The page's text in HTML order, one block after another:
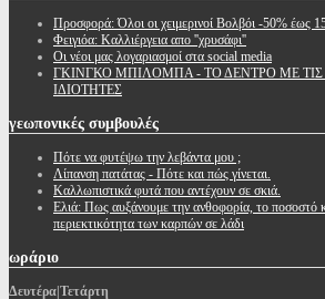
Προσφορά: Όλοι οι χειμερινοί Βολβόι -50% έως
Φειγιόα: Καλλιέργεια απο ''χρυσάφι''
Oι νέοι μας λογαριασμοί στα social media
ΓΚΙΝΓΚΟ ΜΠΙΛΟΜΠΑ - ΤΟ ΔΕΝΤΡΟ ΜΕ ΤΙΣ
ΙΔΙΟΤΗΤΕΣ
γεωπονικές συμβουλές
Πότε να φυτέψω την λεβάντα μου ;
Λίπανση πατάτας - Πότε και πώς γίνεται.
Καλλωπιστικά φυτά που αντέχουν σε σκιά.
Ελιά: Πως αυξάνουμε την ανθοφορία, το ποσοστό
περιεκτικότητα των καρπών σε λάδι
ωράριο
Δευτέρα|Τετάρτη